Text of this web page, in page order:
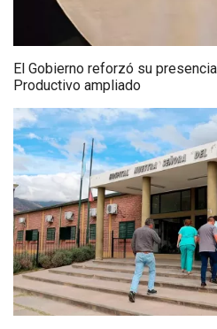
El Gobierno reforzó su
Productivo ampliado